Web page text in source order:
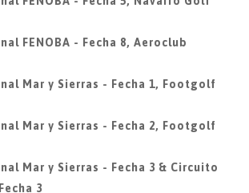
FENOBA - Fecha 8, Aeroclub
Mar y Sierras - Fecha 1, Footgolf
Mar y Sierras - Fecha 2, Footgolf
Mar y Sierras - Fecha 3 & Circuito
3